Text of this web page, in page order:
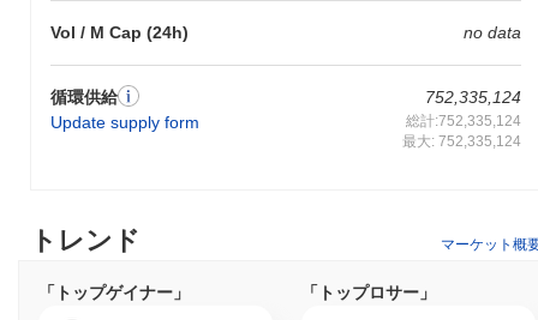
Vol / M Cap (24h) no data
循環供給
Update supply form
752,335,124
総計:752,335,124
最大: 752,335,124
構築されており、ブロックチェーン技術を通じてゲーム体験を向
には、デジタル資産やゲーム内経済と関わる革新的な方法を求め
るゲーム開発者やプレイヤーが含まれます。このプラットフォー
ムは、ゲーム環境内で分散型金融（DeFi）要素を統合することに
ゴムゲーターは、独自のプルーフ・オブ・ステーク（PoS）コン
センサスメカニズムを通じてネットワークを保護しており、保有
するトークンの数に基づいてバリデーターがブロック作成に参加
できるようにすることでブロックチェーンの保護を強化していま
トレンド マーケット概
「トップゲイナー」 「トップロサー」